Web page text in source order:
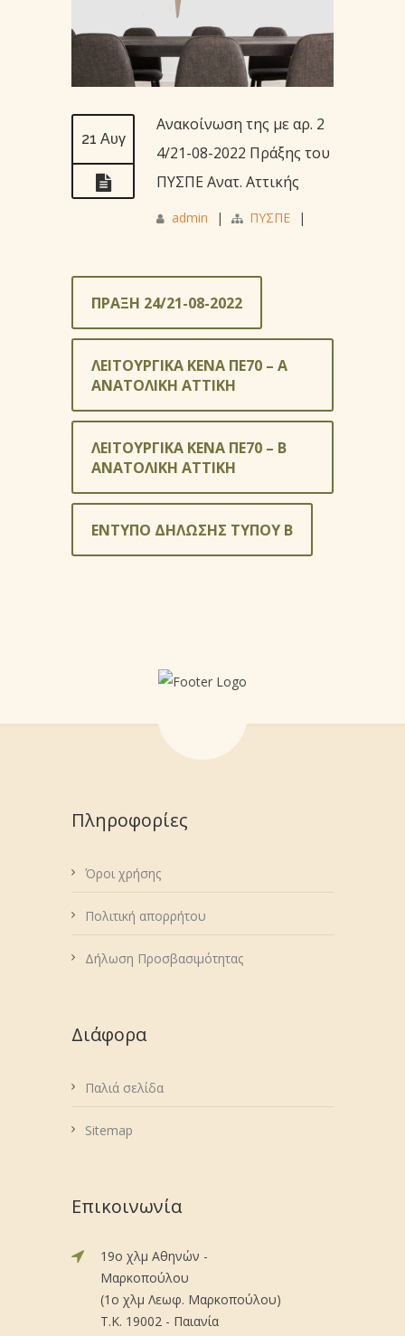
21 Αυγ
Ανακοίνωση της με αρ. 2
4/21-08-2022 Πράξης του
ΠΥΣΠΕ Ανατ. Αττικής
admin | ΠΥΣΠΕ |
ΠΡΑΞΗ 24/21-08-2022
ΛΕΙΤΟΥΡΓΙΚΑ ΚΕΝΑ ΠΕ70 – Α
ΑΝΑΤΟΛΙΚΗ ΑΤΤΙΚΗ
ΛΕΙΤΟΥΡΓΙΚΑ ΚΕΝΑ ΠΕ70 – Β
ΑΝΑΤΟΛΙΚΗ ΑΤΤΙΚΗ
ΕΝΤΥΠΟ ΔΗΛΩΣΗΣ ΤΥΠΟΥ Β
Πληροφορίες
Όροι χρήσης
Πολιτική απορρήτου
Δήλωση Προσβασιμότητας
Διάφορα
Παλιά σελίδα
Sitemap
Επικοινωνία
19ο χλμ Αθηνών -
Μαρκοπούλου
(1ο χλμ Λεωφ. Μαρκοπούλου)
Τ.Κ. 19002 - Παιανία